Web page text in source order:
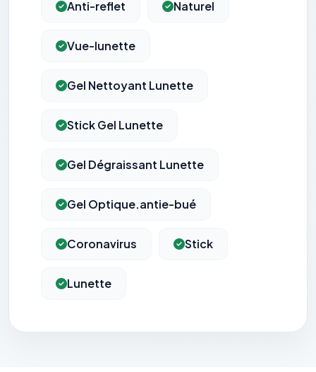
Anti-reflet Naturel
Vue-lunette
Gel Nettoyant Lunette
Stick Gel Lunette
Gel Dégraissant Lunette
Gel Optique.antie-bué
Coronavirus Stick
Lunette